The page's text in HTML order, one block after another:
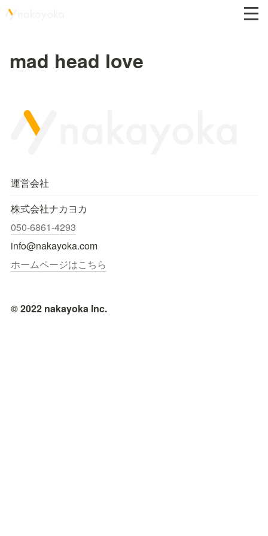
mad head love
運営会社
株式会社ナカヨカ
050-6861-4293
info@nakayoka.com
ホームページはこちら
© 2022 nakayoka Inc.